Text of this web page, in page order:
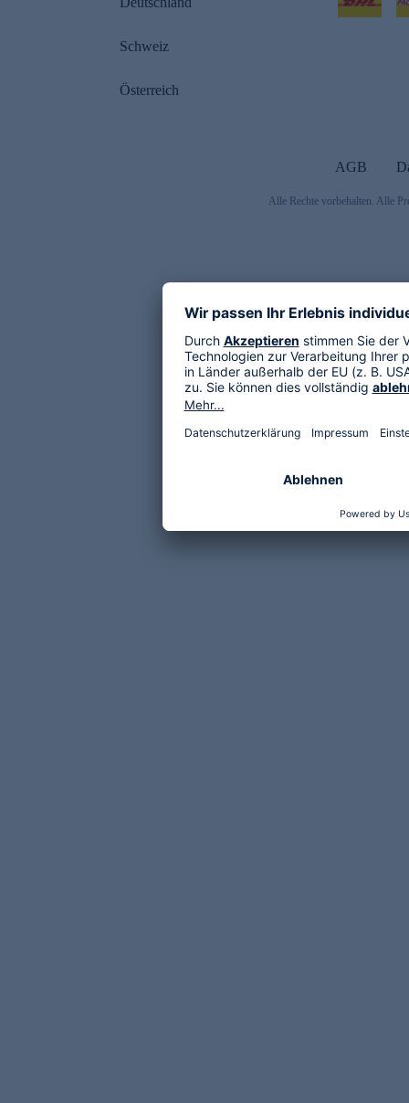
Schweiz
Österreich
AGB
Alle Rechte vorbehalten. Alle